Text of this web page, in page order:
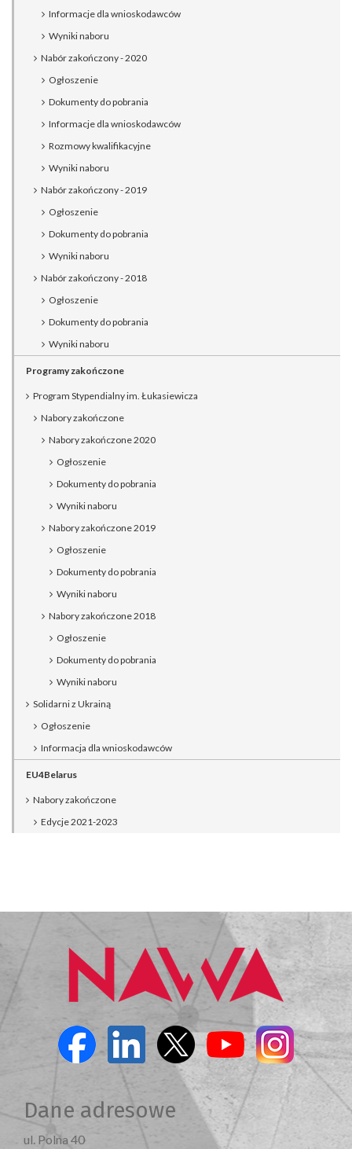
Informacje dla wnioskodawców
Wyniki naboru
Nabór zakończony - 2020
Ogłoszenie
Dokumenty do pobrania
Informacje dla wnioskodawców
Rozmowy kwalifikacyjne
Wyniki naboru
Nabór zakończony - 2019
Ogłoszenie
Dokumenty do pobrania
Wyniki naboru
Nabór zakończony - 2018
Ogłoszenie
Dokumenty do pobrania
Wyniki naboru
Programy zakończone
Program Stypendialny im. Łukasiewicza
Nabory zakończone
Nabory zakończone 2020
Ogłoszenie
Dokumenty do pobrania
Wyniki naboru
Nabory zakończone 2019
Ogłoszenie
Dokumenty do pobrania
Wyniki naboru
Nabory zakończone 2018
Ogłoszenie
Dokumenty do pobrania
Wyniki naboru
Solidarni z Ukrainą
Ogłoszenie
Informacja dla wnioskodawców
EU4Belarus
Nabory zakończone
Edycje 2021-2023
Dane adresowe
ul. Polna 40